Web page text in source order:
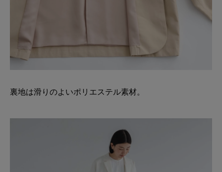
裏地は滑りのよいポリエステル素材。